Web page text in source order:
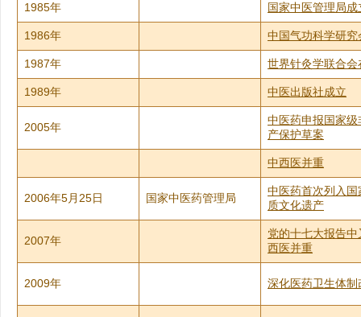
1985年 国家中医管理局成
1986年 中国气功科学研究
1987年 世界针灸学联合会
1989年 中医出版社成立
2005年
中医药申报国家
产保护草案
中西医并重
2006年5月25日 国家中医药管理局
中医药首次列入
质文化遗产
2007年
党的十七大报告
西医并重
2009年 深化医药卫生体制